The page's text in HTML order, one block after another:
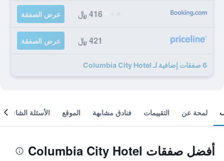
416 ﷼ عرض الصفقة
421 ﷼ عرض الصفقة
6 صفقات إضافية لـ Columbia City Hotel
لمحة عن التقييمات فنادق مشابهة الموقع الأسئلة الشائعة
أفضل صفقات Columbia City Hotel